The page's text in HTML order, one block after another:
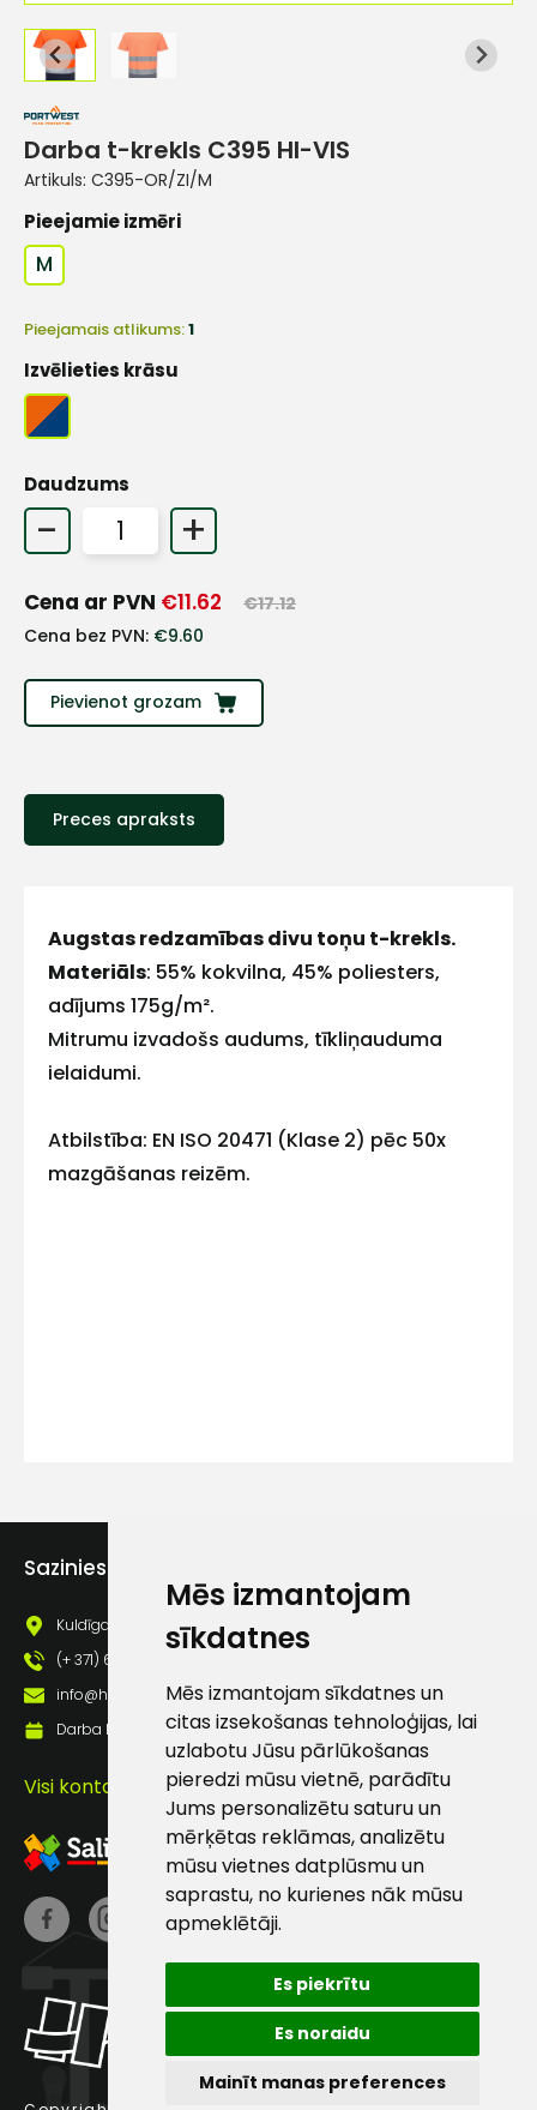
Mēs izmantojam
sīkdatnes
Mēs izmantojam sīkdatnes un
citas izsekošanas tehnoloģijas, lai
uzlabotu Jūsu pārlūkošanas
pieredzi mūsu vietnē, parādītu
Jums personalizētu saturu un
mērķētas reklāmas, analizētu
mūsu vietnes datplūsmu un
saprastu, no kurienes nāk mūsu
apmeklētāji.
Es piekrītu
Es noraidu
Mainīt manas preferences
Darba t-krekls C395 HI-VIS
Artikuls: C395-OR/ZI/M
Pieejamie izmēri
M
Pieejamais atlikums:1
Izvēlieties krāsu
Daudzums
- +
Cena ar PVN €11.62 €17.12
Cena bez PVN: €9.60
Pievienot grozam
Preces apraksts
Augstas redzamības divu toņu t-krekls.
Materiāls: 55% kokvilna, 45% poliesters,
adījums 175g/m².
Mitrumu izvadošs audums, tīkliņauduma
ielaidumi.
Atbilstība: EN ISO 20471 (Klase 2) pēc 50x
mazgāšanas reizēm.
Sazinies ar mums
Kuldīgas iela 69a, Saldus, Saldus nov., LV - 3801
(+ 371) 63 881 186
info@hards.lv
Darba laiks: Darbadienās: 8:00 - 17:00
Visi kontakti
Sazinies
Kontakttālrunis
pastā
Klientu
atbalsts
Darbdienās:
8:00 – 17:00
186
info@hards.lv
+